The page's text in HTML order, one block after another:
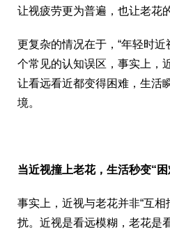
让视疲劳更为普遍，也让老花
更复杂的情况在于，“年轻时
个常见的认知误区，事实上，
让看远看近都变得困难，生活
境。
当近视撞上老花，生活秒变“
事实上，近视与老花并非“互相
扰。近视是看远模糊，老花是